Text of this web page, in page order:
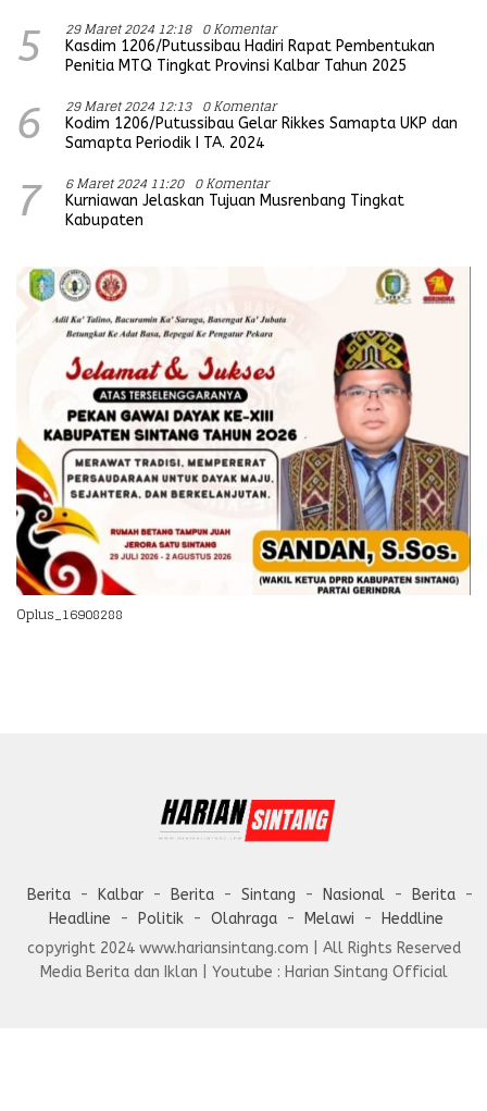
5 29 Maret 2024 12:18 0 Komentar
Kasdim 1206/Putussibau Hadiri Rapat Pembentukan
Penitia MTQ Tingkat Provinsi Kalbar Tahun 2025
6 29 Maret 2024 12:13 0 Komentar
Kodim 1206/Putussibau Gelar Rikkes Samapta UKP dan
Samapta Periodik I TA. 2024
7 6 Maret 2024 11:20 0 Komentar
Kurniawan Jelaskan Tujuan Musrenbang Tingkat
Kabupaten
Oplus_16908288
Berita Kalbar Berita Sintang Nasional
Berita
Headline
Politik Olahraga Melawi
Heddline
copyright 2024 www.hariansintang.com | All Rights Reserved
Media Berita dan Iklan | Youtube : Harian Sintang Official